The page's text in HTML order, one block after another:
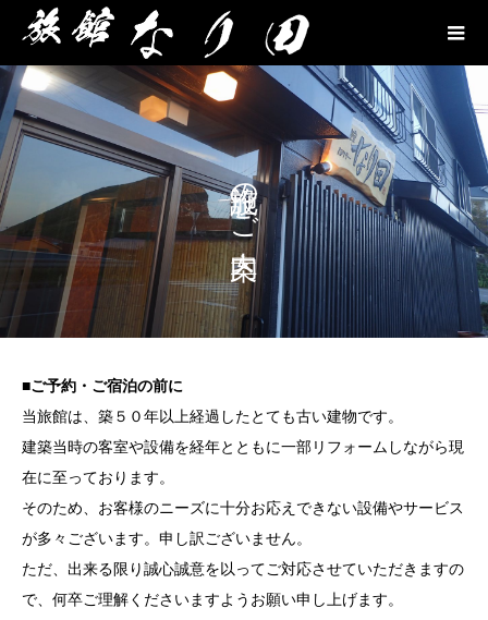
施設のご案内
■ご予約・ご宿泊の前に
当旅館は、築５０年以上経過したとても古い建物です。
建築当時の客室や設備を経年とともに一部リフォームしながら現
在に至っております。
そのため、お客様のニーズに十分お応えできない設備やサービス
が多々ございます。申し訳ございません。
ただ、出来る限り誠心誠意を以ってご対応させていただきますの
で、何卒ご理解くださいますようお願い申し上げます。